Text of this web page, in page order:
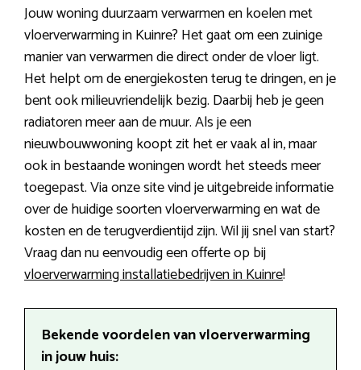
Jouw woning duurzaam verwarmen en koelen met
vloerverwarming in Kuinre? Het gaat om een zuinige
manier van verwarmen die direct onder de vloer ligt.
Het helpt om de energiekosten terug te dringen, en je
bent ook milieuvriendelijk bezig. Daarbij heb je geen
radiatoren meer aan de muur. Als je een
nieuwbouwwoning koopt zit het er vaak al in, maar
ook in bestaande woningen wordt het steeds meer
toegepast. Via onze site vind je uitgebreide informatie
over de huidige soorten vloerverwarming en wat de
kosten en de terugverdientijd zijn. Wil jij snel van start?
Vraag dan nu eenvoudig een offerte op bij
vloerverwarming installatiebedrijven in Kuinre!
Bekende voordelen van vloerverwarming
in jouw huis: